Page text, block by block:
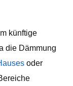
künftige
die Dämmung
oder